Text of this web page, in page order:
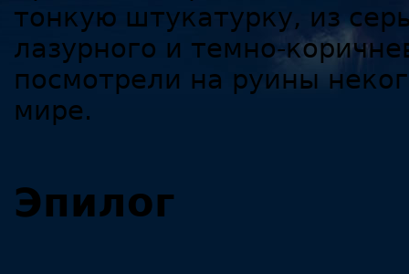
тонкую штукатурку, из
лазурного и темно-
посмотрели на руины
мире.
Эпилог